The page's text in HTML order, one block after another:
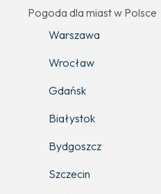
Pogoda dla miast w Polsce
Warszawa
Wrocław
Gdańsk
Białystok
Bydgoszcz
Szczecin